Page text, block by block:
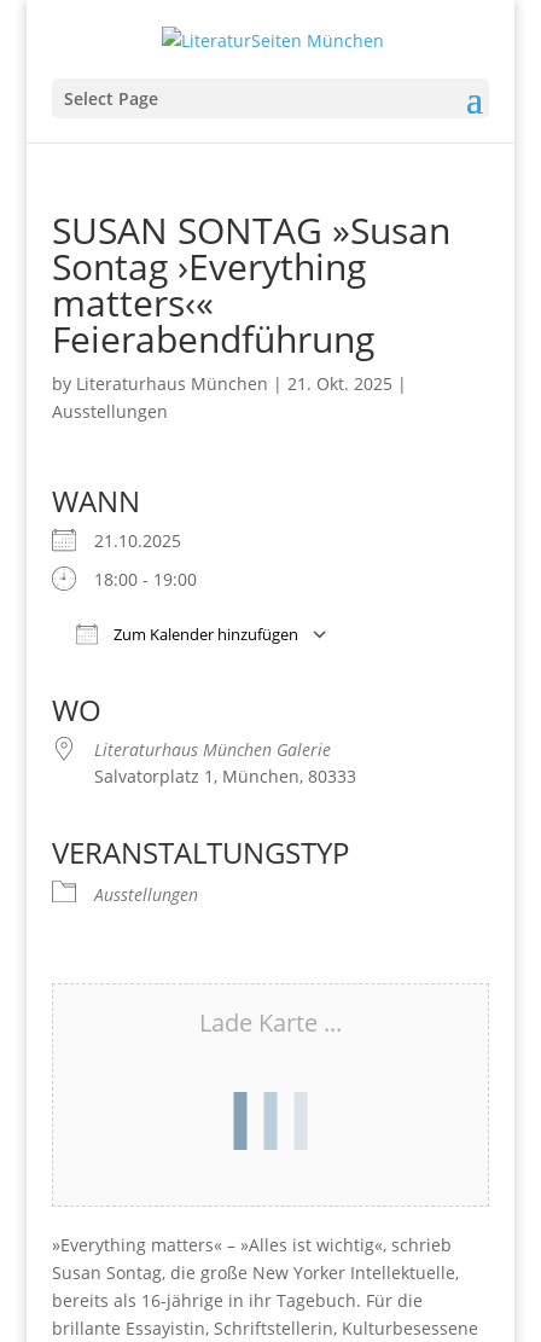
Select Page
SUSAN SONTAG »Susan
Sontag ›Everything
matters‹«
Feierabendführung
by Literaturhaus München | 21. Okt. 2025 |
Ausstellungen
WANN
21.10.2025
18:00 - 19:00
Zum Kalender hinzufügen
WO
Literaturhaus München Galerie
Salvatorplatz 1, München, 80333
VERANSTALTUNGSTYP
Ausstellungen
Lade Karte ...
»Everything matters« – »Alles ist wichtig«, schrieb
Susan Sontag, die große New Yorker Intellektuelle,
bereits als 16-jährige in ihr Tagebuch. Für die
brillante Essayistin, Schriftstellerin, Kulturbesessene